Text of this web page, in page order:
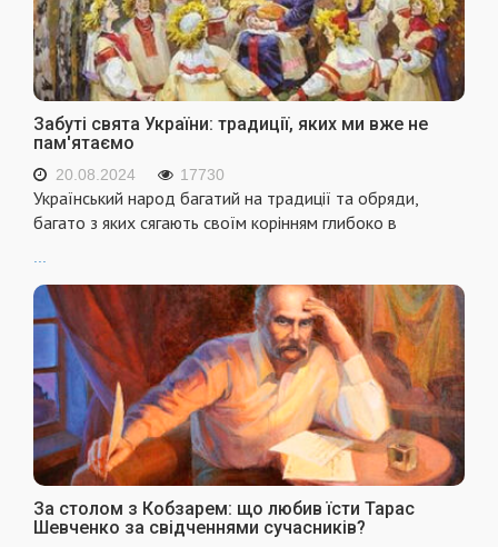
Забуті свята України: традиції, яких ми вже не
пам'ятаємо
20.08.2024 17730
Український народ багатий на традиції та обряди,
багато з яких сягають своїм корінням глибоко в
...
За столом з Кобзарем: що любив їсти Тарас
Шевченко за свідченнями сучасників?